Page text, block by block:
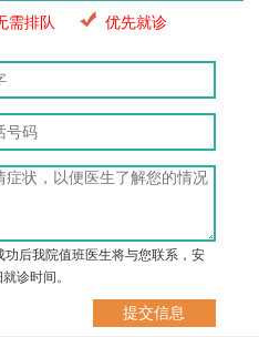
需排队 优先就诊
功后我院值班医生将与您联系，安
诊时间。